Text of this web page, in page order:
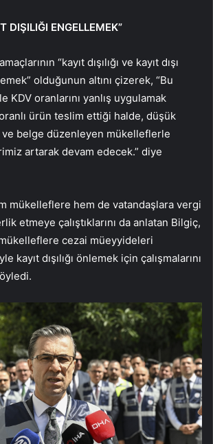
DIŞILIĞI ENGELLEMEK”
“kayıt dışılığı ve kayıt dışı
olduğunun altını çizerek, “Bu
KDV oranlarını yanlış uygulamak
ürün teslim ettiği halde, düşük
ve belge düzenleyen mükelleflerle
artarak devam edecek.” diye
mükelleflere hem de vatandaşlara vergi
etmeye çalıştıklarını da anlatan Bilgiç,
cezai müeyyideleri
kayıt dışılığı önlemek için çalışmalarını